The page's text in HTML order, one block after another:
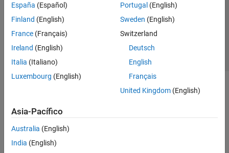
España (Español)
Finland (English)
France (Français)
Ireland (English)
Italia (Italiano)
Luxembourg (English)
Portugal (English)
Sweden (English)
Switzerland
Deutsch
English
Français
United Kingdom(English)
Asia-Pacífico
Australia (English)
India (English)
© 1994-2026 The MathWorks, Inc.
Seleccione un país/